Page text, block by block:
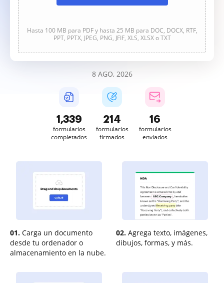
Hasta 100 MB para PDF y hasta 25 MB para DOC, DOCX, RTF,
PPT, PPTX, JPEG, PNG, JFIF, XLS, XLSX o TXT
8 AGO, 2026
1,339
formularios
completados
214
formularios
firmados
16
formularios
enviados
01. Carga un documento
desde tu ordenador o
almacenamiento en la nube.
02. Agrega texto, imágenes,
dibujos, formas, y más.